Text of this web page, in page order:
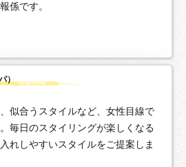
係です。
）
似合うスタイルなど、女性目線で
毎日のスタイリングが楽しくなる
れしやすいスタイルをご提案しま